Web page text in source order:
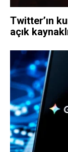
Twitter’ın
açık